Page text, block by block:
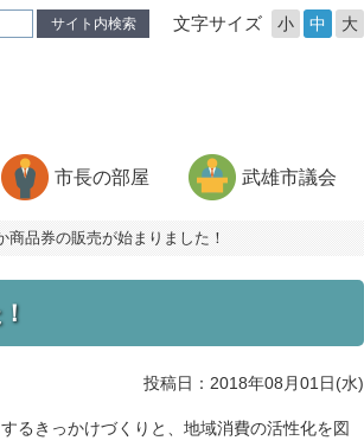
サイト内検索 文字サイズ 小 中 大
市長の部屋 武雄市議会
商品券の販売が始まりました！
投稿日：2018年08月01日(水)
るきっかけづくりと、地域消費の活性化を図